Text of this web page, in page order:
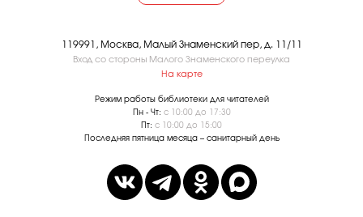
119991, Москва, Малый Знаменский пер, д. 11/11
Вход со стороны Малого Знаменского переулка
На карте
Режим работы библиотеки для читателей
Пн - Чт: с 10:00 до 17:30
Пт: с 10:00 до 15:00
Последняя пятница месяца – санитарный день